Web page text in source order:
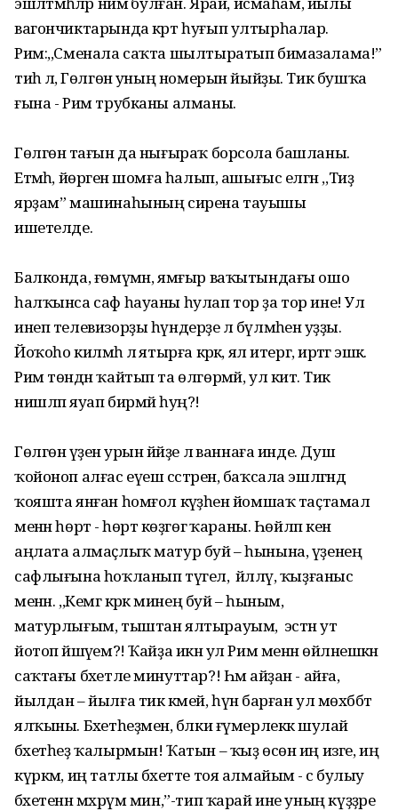
вагончиктарында кәрт һуғып ултырһалар.
Рим:,,Сменала саҡта шылтыратып бимазалама!”
тиһә лә, Гөлгөнә уның номерын йыйҙы. Тик бушҡа
ғына - Рим трубканы алманы.
Гөлгөнә тағын да нығыраҡ борсола башланы.
Етмәһә, йөрәген шомға һалып, ашығыс елгән ,,Тиҙ
ярҙам” машинаһының сирена тауышы
ишетелде.
Балконда, ғөмүмән, ямғыр ваҡытындағы ошо
һалҡынса саф һауаны һулап тор ҙа тор ине! Ул
инеп телевизорҙы һүндерҙе лә бүлмәһенә уҙҙы.
Йоҡоһо килмәһә лә ятырға кәрәк, ял итергә, иртәгә эшкә.
Рим төндән ҡайтып та өлгөрмәй, ул китә. Тик
нишләп яуап бирмәй һуң?!
Гөлгөнә үҙенә урын йәйҙе лә ваннаға инде. Душ
ҡойоноп алғас еүеш сәстәрен, баҡсала эшләгәндә
ҡояшта янған һомғол кәүҙәһен йомшаҡ таҫтамал
менән һөртә - һөртә көҙгөгә ҡараны. Һөйләп кенә
аңлата алмаҫлыҡ матур буй – һынына, үҙенең
сафлығына һоҡланып түгел, ә йәлләү, ҡыҙғаныс
менән. ,,Кемгә кәрәк минең буй – һыным,
матурлығым, тыштан ялтырауым, ә эстән ут
йотоп йәшәүем?! Ҡайҙа икән ул Рим менән өйләнешкән
саҡтағы бәхетле минуттар?! Һәм айҙан - айға,
йылдан – йылға тик кәмей, һүнә барған ул мөхәббәт
ялҡыны. Бәхетһеҙмен, бәлки ғүмерлеккә шулай
бәхетһеҙ ҡалырмын! Ҡатын – ҡыҙ өсөн иң изге, иң
күркәм, иң татлы бәхетте тоя алмайым - әсә булыу
бәхетенән мәхрүм мин,”-тип ҡарай ине уның күҙҙәре